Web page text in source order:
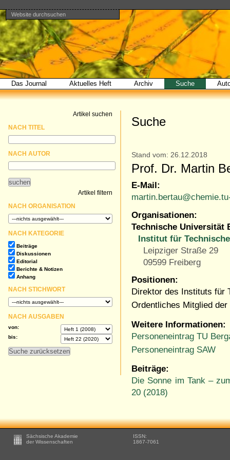
Direkt
zum
Inhalt
|
Direkt
zur
Navigation
Benutzerspezifische
Werkzeuge
Website durchsuchen
Erweiterte
Suche…
Bereiche
Das Journal Aktuelles Heft Archiv Suche
Suche
Stand vom: 26.12.2018
Prof. Dr. Martin
E-Mail:
Organisationen:
Technische Universität
Institut für
Leipziger Straße 29
09599 Freiberg
Positionen:
Direktor des Instituts für
Ordentliches Mitglied
Weitere Informationen:
Personeneintrag TU
Personeneintrag SAW
Beiträge:
Die Sonne im Tank –
20 (2018)
Artikel suchen
NACH TITEL
NACH AUTOR
Artikel filtern
NACH ORGANISATION
NACH KATEGORIE
Beiträge
Diskussionen
Editorial
Berichte & Notizen
Anhang
NACH STICHWORT
NACH AUSGABEN
von:
bis:
Footer
Sächsische Akademie
der Wissenschaften
ISSN:
1867-7061